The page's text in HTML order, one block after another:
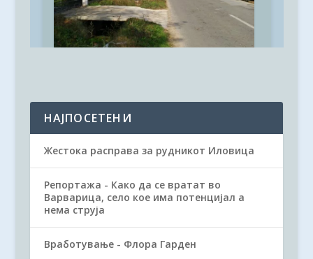
НАЈПОСЕТЕНИ
Жестока расправа за рудникот Иловица
Репортажа - Како да се вратат во
Варварица, село кое има потенцијал а
нема струја
Вработување - Флора Гарден